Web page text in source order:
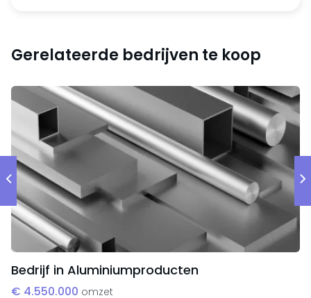
Gerelateerde bedrijven te koop
Bedrijf in Aluminiumproducten
€ 4.550.000 omzet